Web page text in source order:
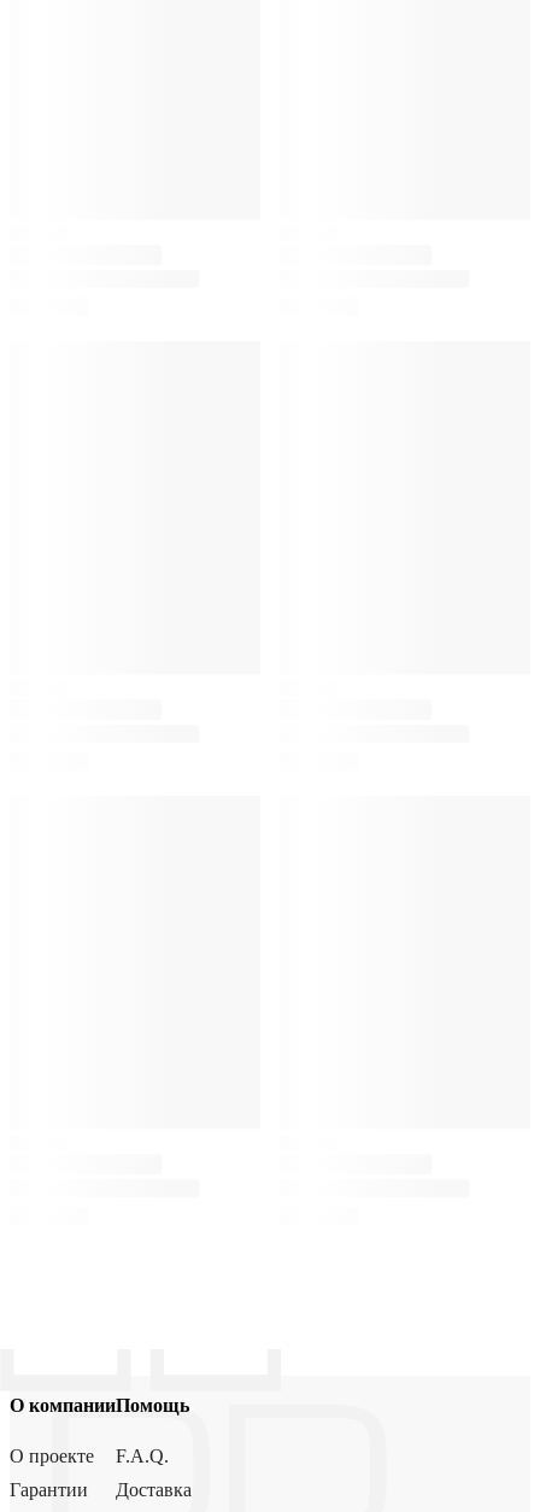
О компании
О проекте
Гарантии
Помощь
F.A.Q.
Доставка